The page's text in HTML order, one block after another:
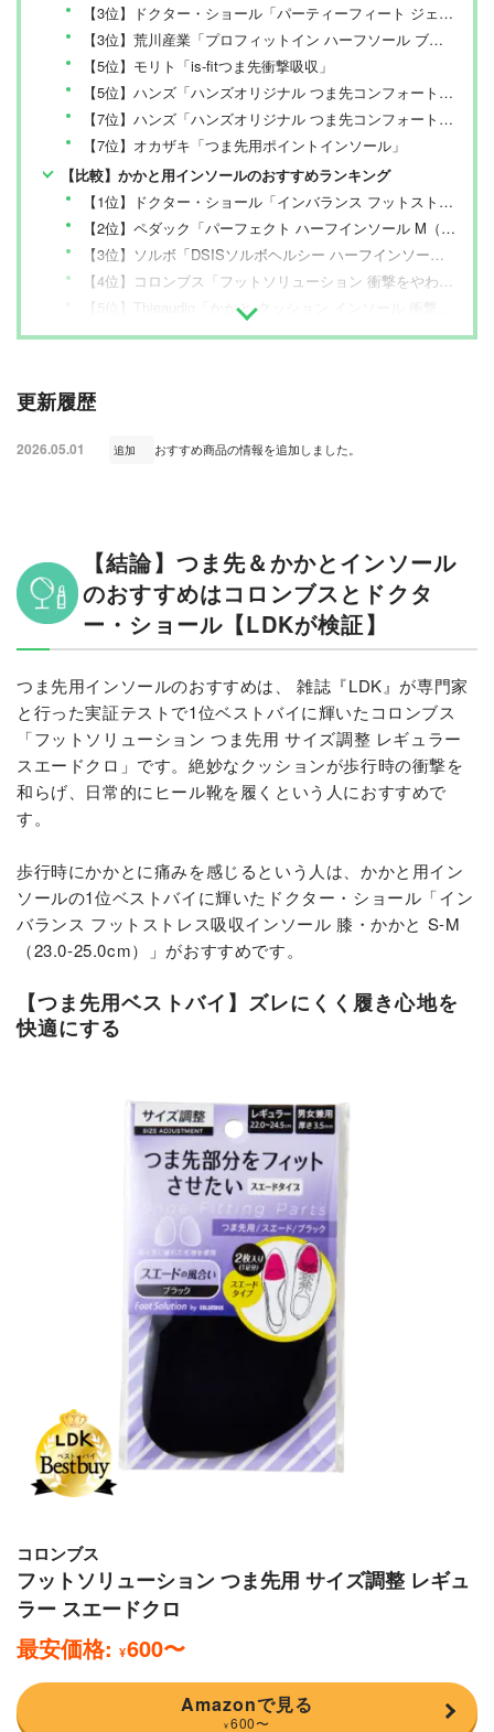
【3位】ドクター・ショール「パーティーフィート ジェルハーフ・インソール ウルトラスリム」
【3位】荒川産業「プロフィットイン ハーフソール ブラック 3.5mm」
【5位】モリト「is-fitつま先衝撃吸収」
【5位】ハンズ「ハンズオリジナル つま先コンフォート 3mm」
【7位】ハンズ「ハンズオリジナル つま先コンフォート 1mm」
【7位】オカザキ「つま先用ポイントインソール」
【比較】かかと用インソールのおすすめランキング
【1位】ドクター・ショール「インバランス フットストレス吸収インソール 膝・かかと S-M（23.0-25.0cm）」
【2位】ペダック「パーフェクト ハーフインソール M（24.5-25.0cm）」
【3位】ソルボ「DSISソルボヘルシー ハーフインソールタイプ ブラウン S（24.0-24.5cm）」
【4位】コロンブス「フットソリューション 衝撃をやわらげるカカトクッション ベージュ」
【5位】Thieaudio「かかと クッション インソール 衝撃吸収 かかと 中敷き シリコン シークレット インソール 赤＆青セット２足分 S（21.5-24.5cm・高さ16mm）」
【6位】アシマル「アシマル デイリーハーフ プレミアム S（22.5-24.5cm）」
更新履歴
2026.05.01 追加 おすすめ商品の情報を追加しました。
【結論】つま先＆かかとインソール
のおすすめはコロンブスとドクタ
ー・ショール【LDKが検証】
つま先用インソールのおすすめは、 雑誌『LDK』が専門家
と行った実証テストで1位ベストバイに輝いたコロンブス
「フットソリューション つま先用 サイズ調整 レギュラー
スエードクロ」です。絶妙なクッションが歩行時の衝撃を
和らげ、日常的にヒール靴を履くという人におすすめで
す。
歩行時にかかとに痛みを感じるという人は、かかと用イン
ソールの1位ベストバイに輝いたドクター・ショール「イン
バランス フットストレス吸収インソール 膝・かかと S-M
（23.0-25.0cm）」がおすすめです。
【つま先用ベストバイ】ズレにくく履き心地を
快適にする
コロンブス
フットソリューション つま先用 サイズ調整 レギュ
ラー スエードクロ
最安価格: ¥600〜
Amazonで見る
¥ 600〜